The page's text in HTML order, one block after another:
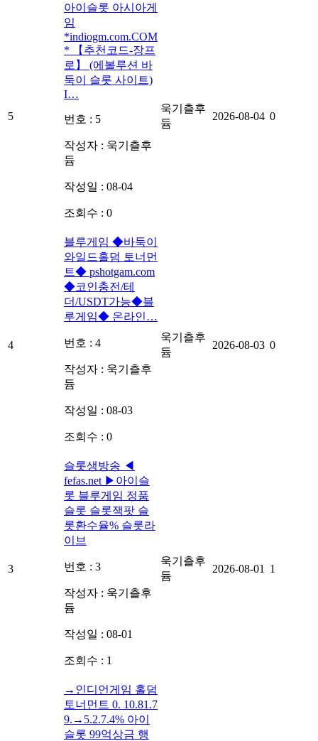
5
아이슬롯 아시아게
임
*indiogm.com.COM
* 【추천코드-장프
로】 (에볼루션 바
둑이 슬롯 사이트)
I…
번호 : 5
작성자 : 욱기츨후
듐
작성일 : 08-04
조회수 : 0
욱기츨후
듐
2026-08-04 0
4
블루게임 ◆바둑이
와일드홀덤 토너먼
트◆ pshotgam.com
◆코인충전/테
더/USDT가능◆블
루게임◆ 온라인…
번호 : 4
작성자 : 욱기츨후
듐
작성일 : 08-03
조회수 : 0
욱기츨후
듐
2026-08-03 0
3
슬롯생방송 ◀
fefas.net ▶아이슬
롯 블루게임 정품
슬롯 슬롯잭팟 슬
롯환수율% 슬롯라
이브
번호 : 3
작성자 : 욱기츨후
듐
작성일 : 08-01
조회수 : 1
욱기츨후
듐
2026-08-01 1
→인디언게임 홀덤
토너먼트 0. 10.81.7
9.→5.2.7.4% 아이
슬롯 99억상금 행